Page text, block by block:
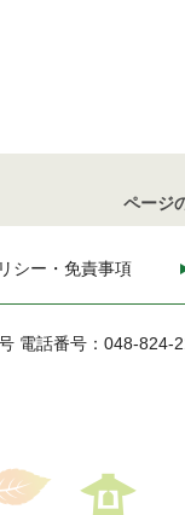
ページ
シー・免責事項
電話番号：048-824-